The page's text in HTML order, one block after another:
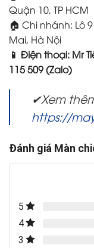
Quận 10, TP HCM
🏠 Chi nhánh: Lô
Mai, Hà Nội
📱 Điện thoại: Mr
115 509 (Zalo)
✔Xem
https://
Đánh giá Màn
5
4
3